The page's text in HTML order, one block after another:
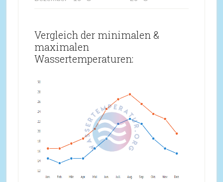
Vergleich der minimalen &
maximalen
Wassertemperaturen: